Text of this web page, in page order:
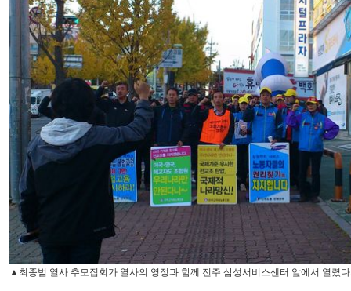
▲최종범 열사 추모집회가 열사의 영정과 함께 전주 삼성서비스센터 앞에서 열렸